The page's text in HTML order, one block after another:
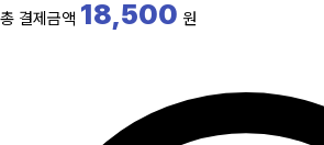
총 결제금액 18,500 원